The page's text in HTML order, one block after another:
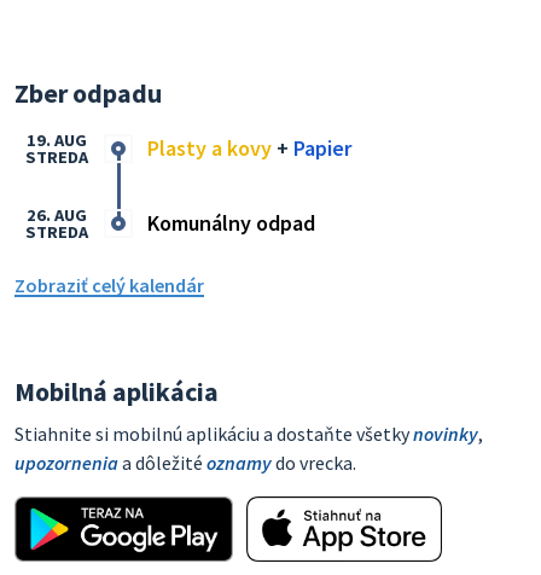
Zber odpadu
Plasty a kovy + Papier
19. AUG
STREDA
Komunálny odpad
26. AUG
STREDA
Zobraziť celý kalendár
Mobilná aplikácia
Stiahnite si mobilnú aplikáciu a dostaňte všetkynovinky,
upozorneniaa dôležité oznamydo vrecka.